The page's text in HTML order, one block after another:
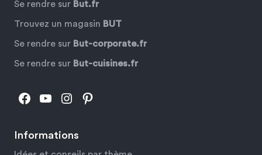
Informations
Se rendre sur But.fr
Trouvez un magasin BUT
Se rendre sur But-corporate.fr
Se rendre sur But-cuisines.fr
Facebook
YouTube
Instagram
Pinterest